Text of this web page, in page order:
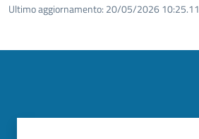
Ultimo aggiornamento: 20/05/2026 10:25.11